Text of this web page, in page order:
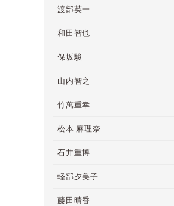
渡部英一
和田智也
保坂駿
山内智之
竹萬重幸
松本 麻理奈
石井重博
軽部夕美子
藤田晴香